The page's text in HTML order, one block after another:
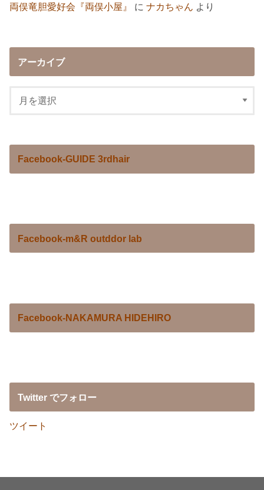
両俣竜胆愛好会『両俣小屋』 にナカちゃん より
アーカイブ
Facebook-GUIDE 3rdhair
Facebook-m&R outddor lab
Facebook-NAKAMURA HIDEHIRO
Twitter でフォロー
ツイート